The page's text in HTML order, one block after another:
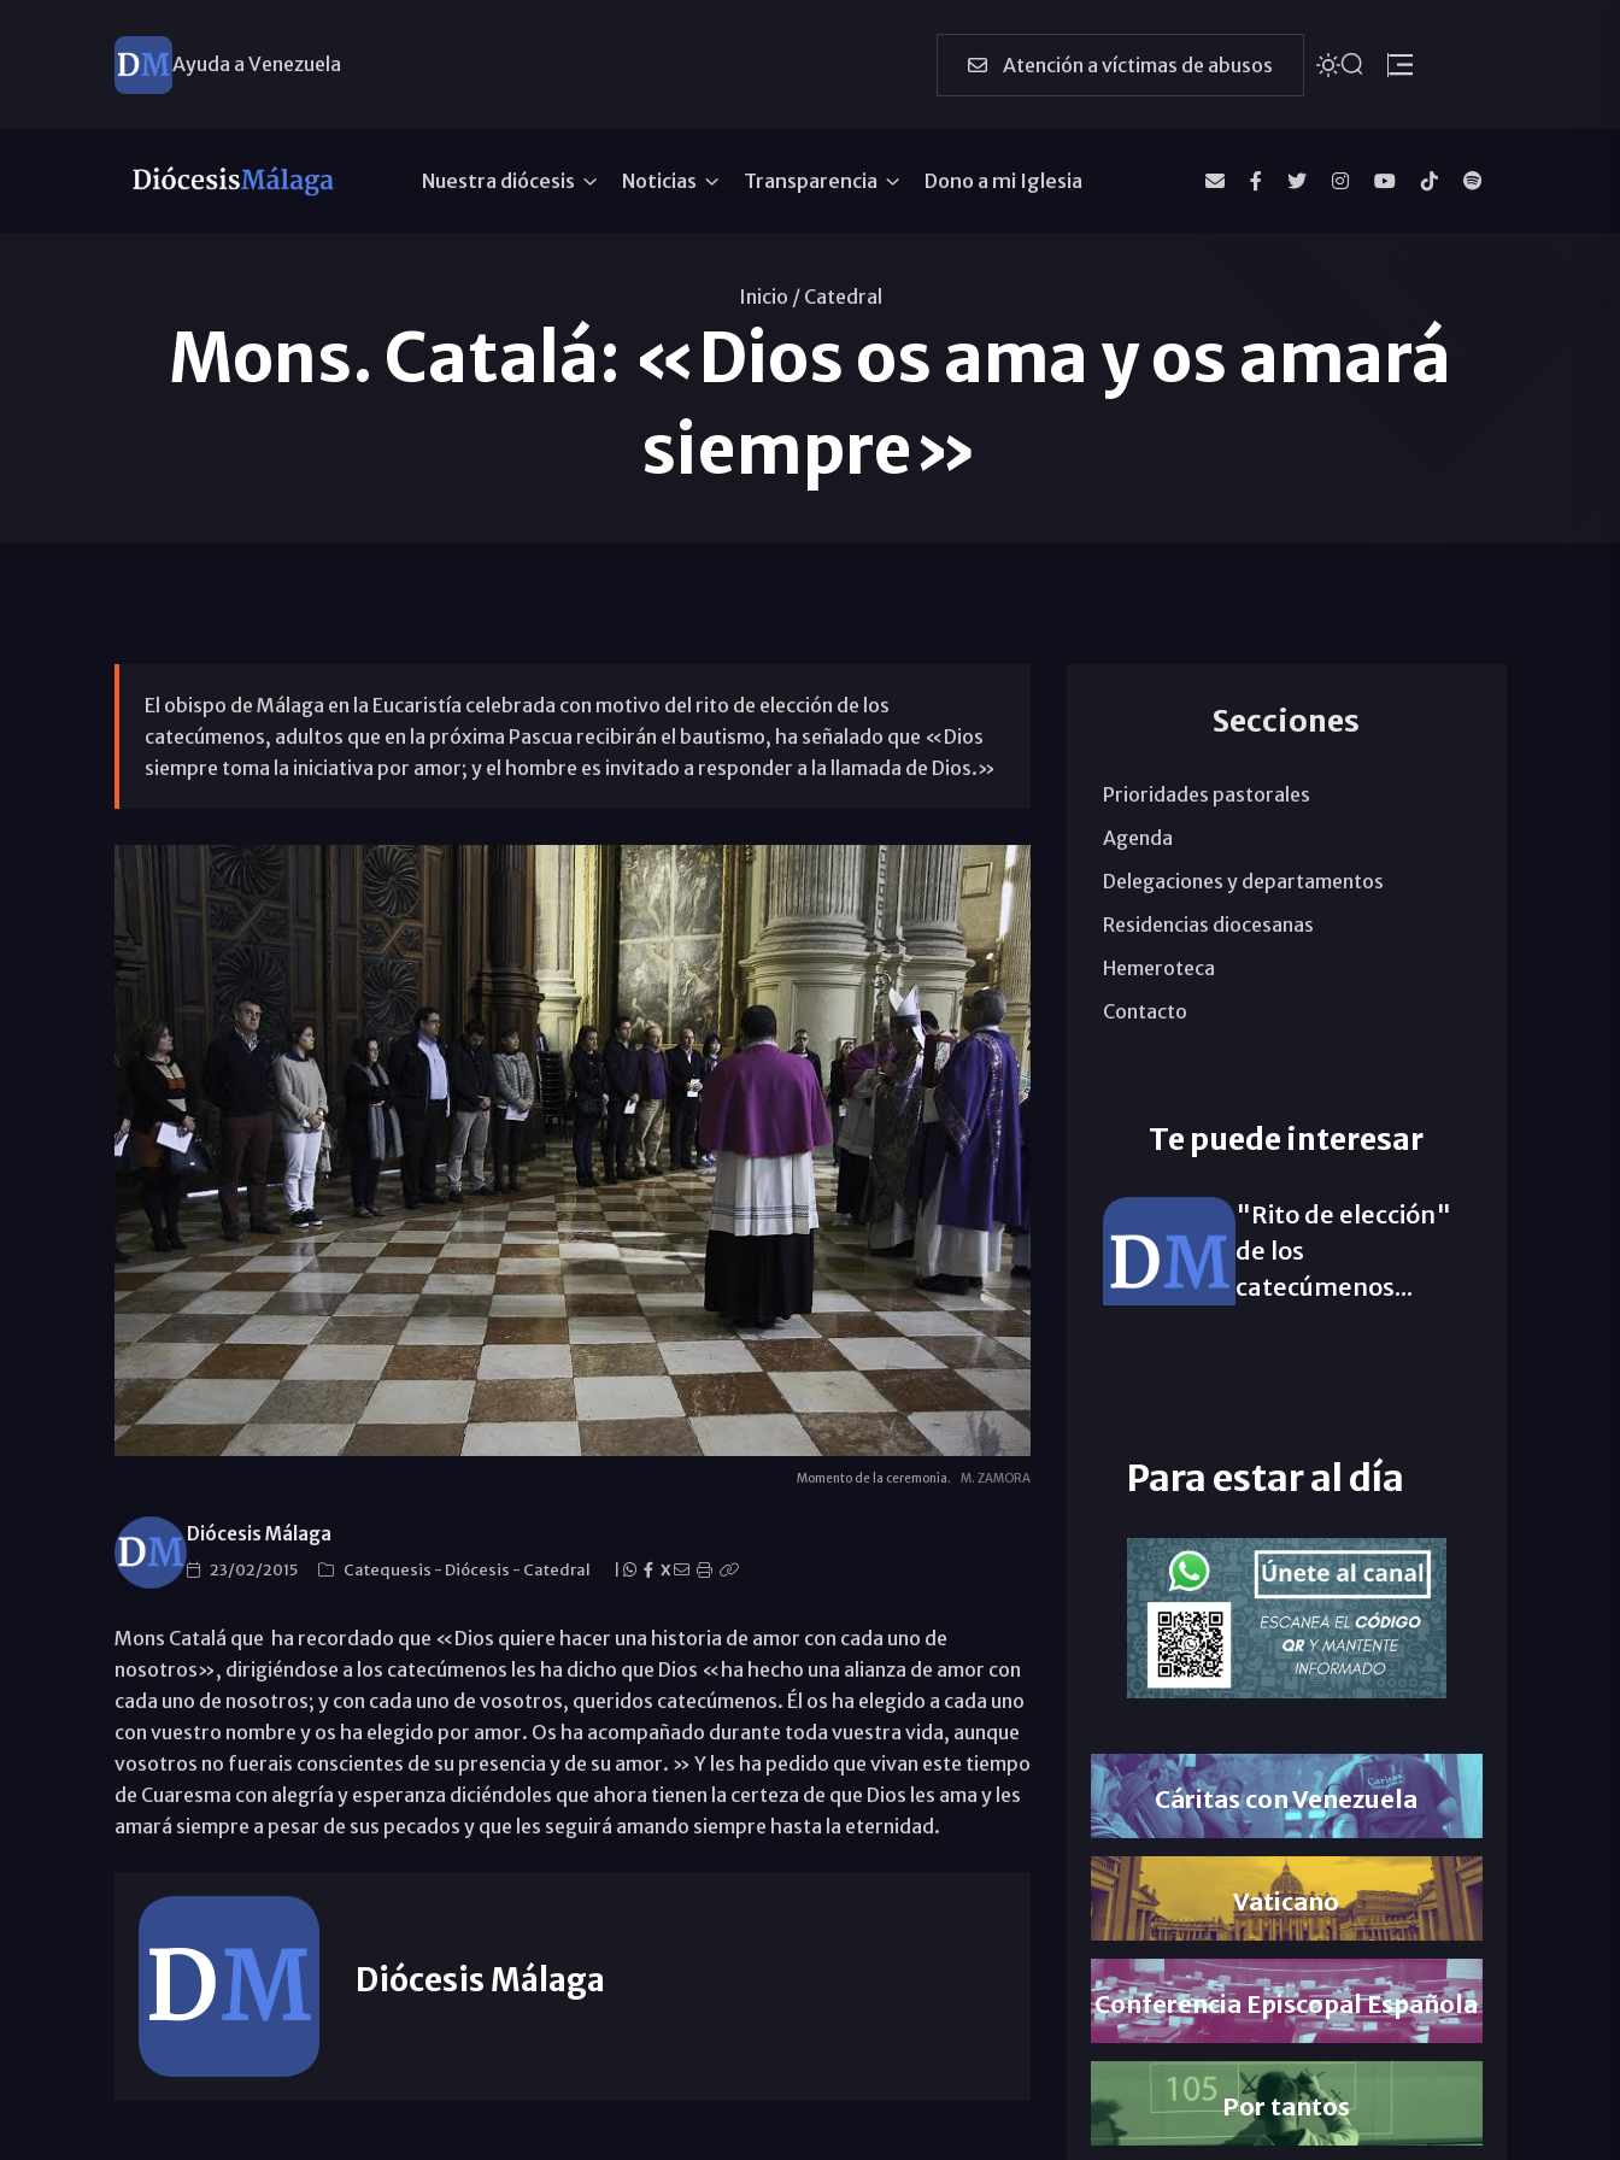
Ayuda a Venezuela Atención a víctimas de abusos
Nuestra diócesis Noticias Transparencia Dono a mi Iglesia
Inicio / Catedral
Mons. Catalá: «Dios os ama y os amará
siempre»
El obispo de Málaga en la Eucaristía celebrada con motivo del rito de elección de los
catecúmenos, adultos que en la próxima Pascua recibirán el bautismo, ha señalado que «Dios
siempre toma la iniciativa por amor; y el hombre es invitado a responder a la llamada de Dios.»
Momento de la ceremonia. M. ZAMORA
Diócesis Málaga
23/02/2015 Catequesis - Diócesis - Catedral X
Mons Catalá que ha recordado que «Dios quiere hacer una historia de amor con cada uno de
nosotros», dirigiéndose a los catecúmenos les ha dicho que Dios «ha hecho una alianza de amor con
cada uno de nosotros; y con cada uno de vosotros, queridos catecúmenos. Él os ha elegido a cada uno
con vuestro nombre y os ha elegido por amor. Os ha acompañado durante toda vuestra vida, aunque
vosotros no fuerais conscientes de su presencia y de su amor. » Y les ha pedido que vivan este tiempo
de Cuaresma con alegría y esperanza diciéndoles que ahora tienen la certeza de que Dios les ama y les
amará siempre a pesar de sus pecados y que les seguirá amando siempre hasta la eternidad.
Diócesis Málaga
Secciones
Prioridades pastorales
Agenda
Delegaciones y departamentos
Residencias diocesanas
Hemeroteca
Contacto
Te puede interesar
"Rito de elección"
de los
catecúmenos...
Para estar al día
Cáritas con Venezuela
Vaticano
Conferencia Episcopal Española
Por tantos